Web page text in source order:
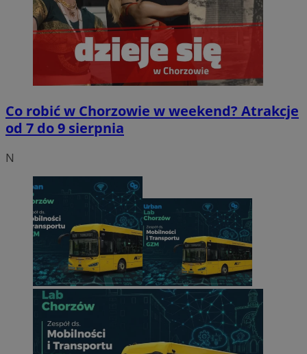
Co robić w Chorzowie w weekend? Atrakcje
od 7 do 9 sierpnia
N